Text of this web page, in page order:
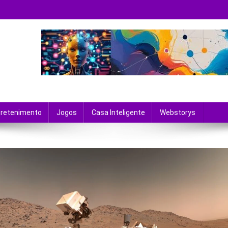
Jogos Casa Inteligente Webstorys